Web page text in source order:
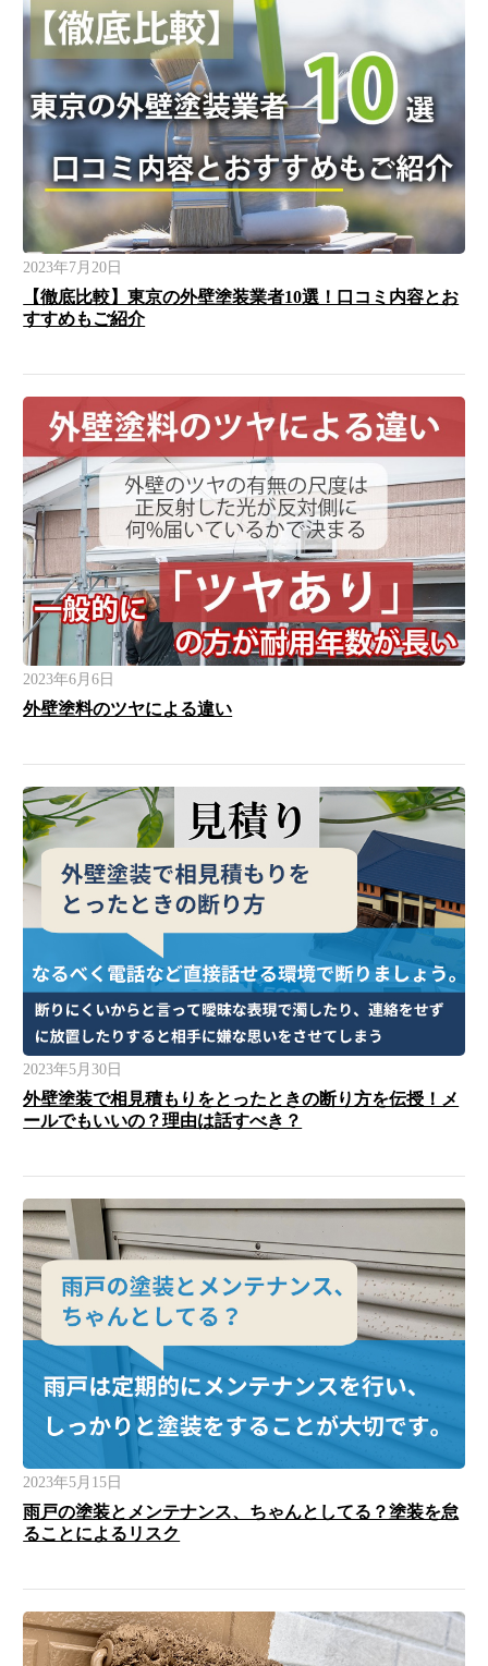
2023年7月20日
【徹底比較】東京の外壁塗装業者10選！口コミ内容とお
すすめもご紹介
2023年6月6日
外壁塗料のツヤによる違い
2023年5月30日
外壁塗装で相見積もりをとったときの断り方を伝授！メ
ールでもいいの？理由は話すべき？
2023年5月15日
雨戸の塗装とメンテナンス、ちゃんとしてる？塗装を怠
ることによるリスク